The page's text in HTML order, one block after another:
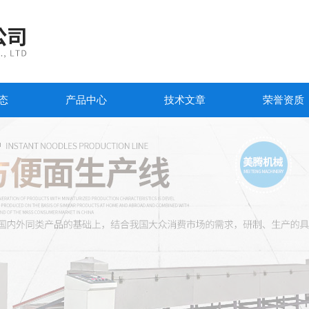
产品中心 技术文章 荣誉资质